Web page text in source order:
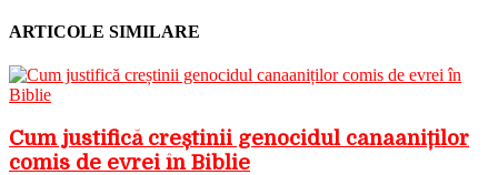
ARTICOLE SIMILARE
Cum justifică creștinii genocidul canaaniților
comis de evrei în Biblie